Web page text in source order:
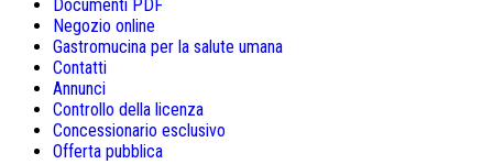
Documenti PDF
Negozio online
Gastromucina per la salute umana
Contatti
Annunci
Controllo della licenza
Concessionario esclusivo
Offerta pubblica